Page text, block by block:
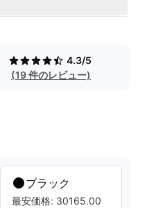
4.3/5
(19 件のレビュー)
ブラック
最安価格: 30165.00